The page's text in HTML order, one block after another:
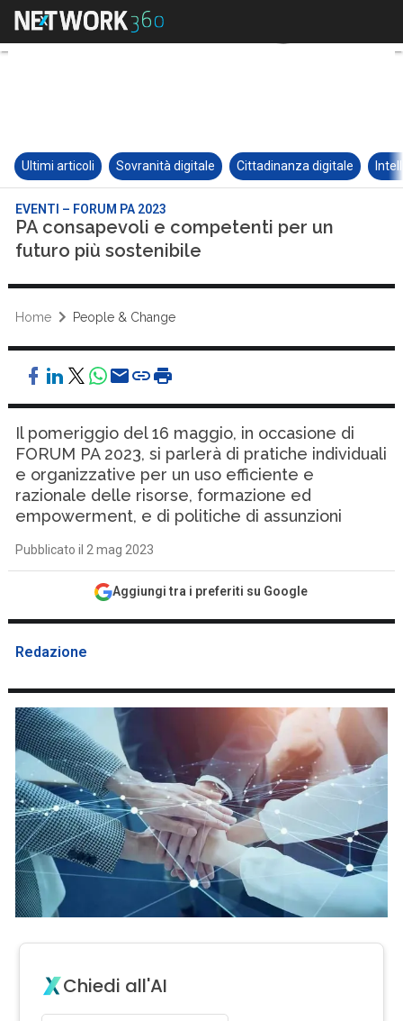
Ultimi articoli Sovranità digitale Cittadinanza digitale
EVENTI – FORUM PA 2023
PA consapevoli e competenti per un
futuro più sostenibile
Home People & Change
Il pomeriggio del 16 maggio, in occasione di
FORUM PA 2023, si parlerà di pratiche individuali
e organizzative per un uso efficiente e
razionale delle risorse, formazione ed
empowerment, e di politiche di assunzioni
Pubblicato il 2 mag 2023
Aggiungi tra i preferiti su Google
Redazione
Chiedi all'AI